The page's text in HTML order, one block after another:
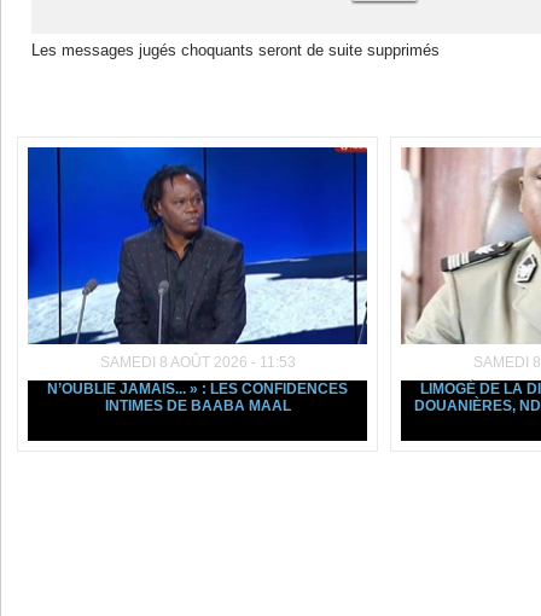
Les messages jugés choquants seront de suite supprimés
SAMEDI 8 AOÛT 2026 - 11:53
N’OUBLIE JAMAIS... » : LES CONFIDENCES
INTIMES DE BAABA MAAL
SAMEDI
LIMOGÉ DE LA
DOUANIÈRES,